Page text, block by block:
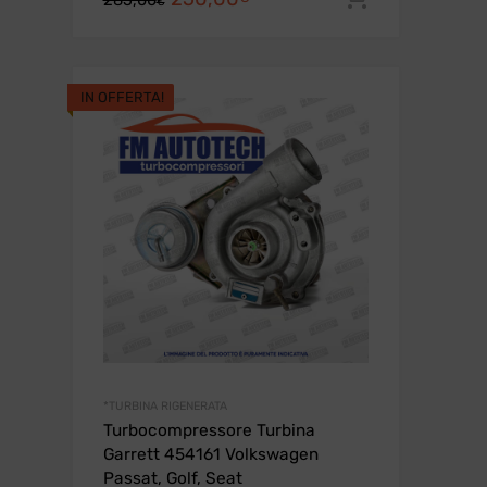
era:
285,00€.
IN OFFERTA!
*TURBINA RIGENERATA
Turbocompressore Turbina
Garrett 454161 Volkswagen
Passat, Golf, Seat